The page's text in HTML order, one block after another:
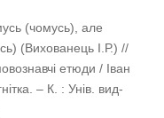
(чомусь), але
(Вихованець І.Р.) //
етюди / Іван
– К. : Унів. вид-